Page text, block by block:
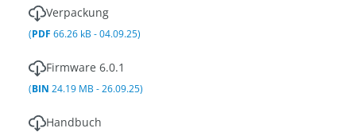
Verpackung
(PDF 66.26 kB - 04.09.25)
Firmware 6.0.1
(BIN 24.19 MB - 26.09.25)
Handbuch